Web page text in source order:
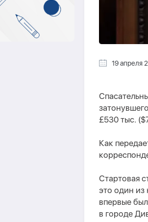
19 апреля
£530 тыс.
Как
Стартовая
это один из
впервые
в городе